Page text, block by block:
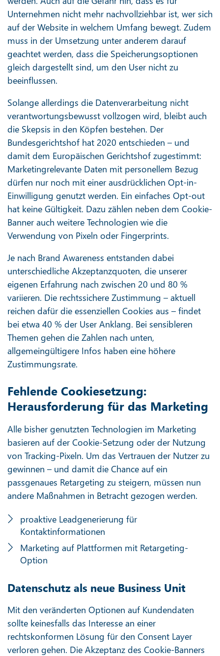
Unternehmen nicht mehr nachvollziehbar ist, wer sich
auf der Website in welchem Umfang bewegt. Zudem
muss in der Umsetzung unter anderem darauf
geachtet werden, dass die Speicherungsoptionen
gleich dargestellt sind, um den User nicht zu
beeinflussen.
Solange allerdings die Datenverarbeitung nicht
verantwortungsbewusst vollzogen wird, bleibt auch
die Skepsis in den Köpfen bestehen. Der
Bundesgerichtshof hat 2020 entschieden – und
damit dem Europäischen Gerichtshof zugestimmt:
Marketingrelevante Daten mit personellem Bezug
dürfen nur noch mit einer ausdrücklichen Opt-in-
Einwilligung genutzt werden. Ein einfaches Opt-out
hat keine Gültigkeit. Dazu zählen neben dem Cookie-
Banner auch weitere Technologien wie die
Verwendung von Pixeln oder Fingerprints.
Je nach Brand Awareness entstanden dabei
unterschiedliche Akzeptanzquoten, die unserer
eigenen Erfahrung nach zwischen 20 und 80 %
variieren. Die rechtssichere Zustimmung – aktuell
reichen dafür die essenziellen Cookies aus – findet
bei etwa 40 % der User Anklang. Bei sensibleren
Themen gehen die Zahlen nach unten,
allgemeingültigere Infos haben eine höhere
Zustimmungsrate.
Fehlende Cookiesetzung:
Herausforderung für das Marketing
Alle bisher genutzten Technologien im Marketing
basieren auf der Cookie-Setzung oder der Nutzung
von Tracking-Pixeln. Um das Vertrauen der Nutzer zu
gewinnen – und damit die Chance auf ein
passgenaues Retargeting zu steigern, müssen nun
andere Maßnahmen in Betracht gezogen werden.
proaktive Leadgenerierung für
Kontaktinformationen
Marketing auf Plattformen mit Retargeting-
Option
Datenschutz als neue Business Unit
Mit den veränderten Optionen auf Kundendaten
sollte keinesfalls das Interesse an einer
rechtskonformen Lösung für den Consent Layer
verloren gehen. Die Akzeptanz des Cookie-Banners